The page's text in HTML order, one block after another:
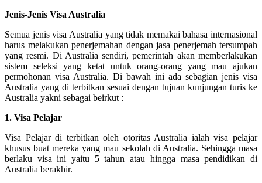
Jenis-Jenis Visa Australia
Semua jenis visa Australia yang tidak memakai bahasa internasional
harus melakukan penerjemahan dengan jasa penerjemah tersumpah
yang resmi. Di Australia sendiri, pemerintah akan memberlakukan
sistem seleksi yang ketat untuk orang-orang yang mau ajukan
permohonan visa Australia. Di bawah ini ada sebagian jenis visa
Australia yang di terbitkan sesuai dengan tujuan kunjungan turis ke
Australia yakni sebagai beirkut :
1. Visa Pelajar
Visa Pelajar di terbitkan oleh otoritas Australia ialah visa pelajar
khusus buat mereka yang mau sekolah di Australia. Sehingga masa
berlaku visa ini yaitu 5 tahun atau hingga masa pendidikan di
Australia berakhir.